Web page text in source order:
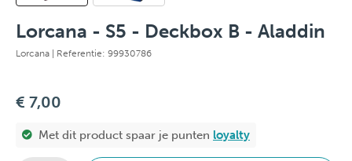
Lorcana - S5 - Deckbox B - Aladdin
Lorcana | Referentie: 99930786
€ 7,00
Met dit product spaar je punten loyalty